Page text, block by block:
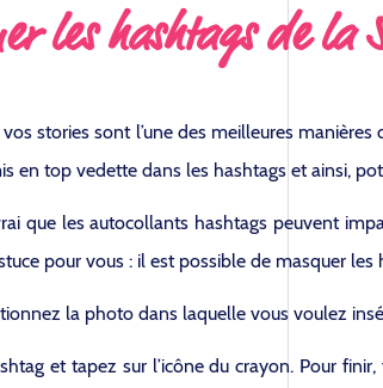
les hashtags de la
stories sont l’une des meilleures
en top vedette dans les hashtags et ainsi,
que les autocollants hashtags peuvent
pour vous : il est possible de masquer les
la photo dans laquelle vous voulez
et tapez sur l’icône du crayon. Pour